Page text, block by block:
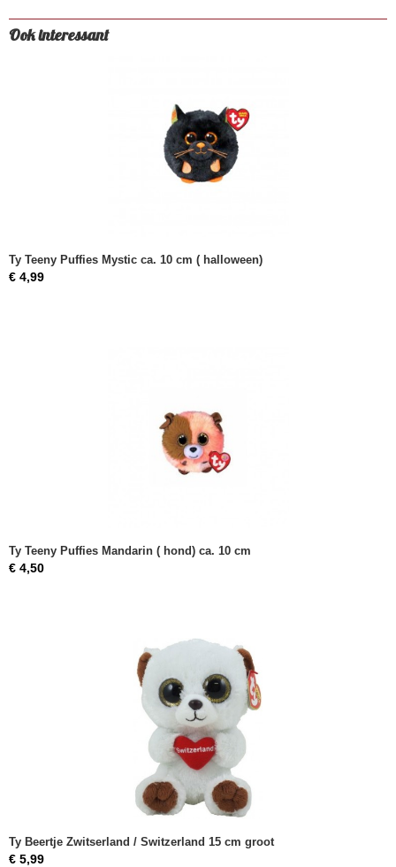
Ook interessant
Ty Teeny Puffies Mystic ca. 10 cm ( halloween)
€ 4,99
Ty Teeny Puffies Mandarin ( hond) ca. 10 cm
€ 4,50
Ty Beertje Zwitserland / Switzerland 15 cm groot
€ 5,99